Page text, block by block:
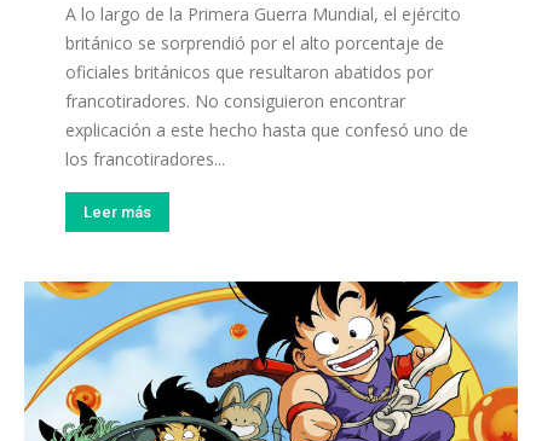
A lo largo de la Primera Guerra Mundial, el ejército
británico se sorprendió por el alto porcentaje de
oficiales británicos que resultaron abatidos por
francotiradores. No consiguieron encontrar
explicación a este hecho hasta que confesó uno de
los francotiradores...
Leer más